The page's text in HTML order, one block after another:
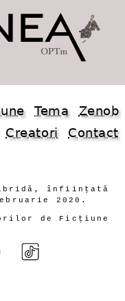
Tema
Zenob
Creatori
Contact
înființată
2020.
de Ficțiune